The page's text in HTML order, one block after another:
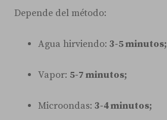
Depende del método:
Agua hirviendo: 3-5 minutos;
Vapor: 5-7 minutos;
Microondas: 3-4 minutos;